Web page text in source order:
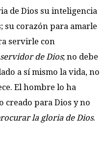
de Dios su inteligencia
su corazón para amarle
servirle con
de Dios; no debe
a sí mismo la vida, no
El hombre lo ha
creado para Dios y no
la gloria de Dios.